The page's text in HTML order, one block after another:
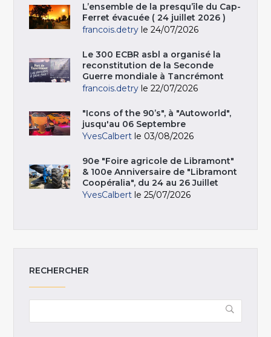
L’ensemble de la presqu’île du Cap-
Ferret évacuée ( 24 juillet 2026 )
francois.detry le 24/07/2026
Le 300 ECBR asbl a organisé la
reconstitution de la Seconde
Guerre mondiale à Tancrémont
francois.detry le 22/07/2026
"Icons of the 90’s", à "Autoworld",
jusqu'au 06 Septembre
YvesCalbert le 03/08/2026
90e "Foire agricole de Libramont"
& 100e Anniversaire de "Libramont
Coopéralia", du 24 au 26 Juillet
YvesCalbert le 25/07/2026
RECHERCHER